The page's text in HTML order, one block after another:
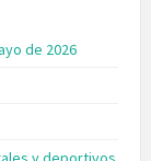
de 2026